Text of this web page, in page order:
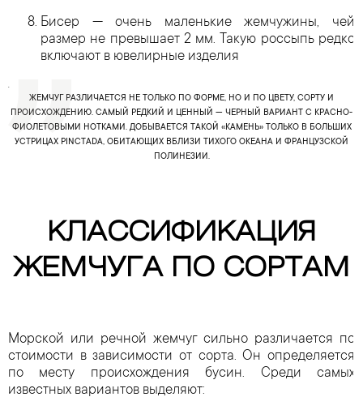
Бисер — очень маленькие жемчужины, чей
размер не превышает 2 мм. Такую россыпь редко
включают в ювелирные изделия
.
ЖЕМЧУГ РАЗЛИЧАЕТСЯ НЕ ТОЛЬКО ПО ФОРМЕ, НО И ПО ЦВЕТУ, СОРТУ И
ПРОИСХОЖДЕНИЮ. САМЫЙ РЕДКИЙ И ЦЕННЫЙ — ЧЕРНЫЙ ВАРИАНТ С КРАСНО-
ФИОЛЕТОВЫМИ НОТКАМИ. ДОБЫВАЕТСЯ ТАКОЙ «КАМЕНЬ» ТОЛЬКО В БОЛЬШИХ
УСТРИЦАХ PINCTADA, ОБИТАЮЩИХ ВБЛИЗИ ТИХОГО ОКЕАНА И ФРАНЦУЗСКОЙ
ПОЛИНЕЗИИ.
КЛАССИФИКАЦИЯ
ЖЕМЧУГА ПО СОРТАМ
Морской или речной жемчуг сильно различается по
стоимости в зависимости от сорта. Он определяется
по месту происхождения бусин. Среди самых
известных вариантов выделяют: